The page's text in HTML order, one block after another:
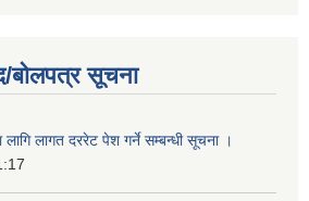
बोलपत्र सूचना
लागत दररेट पेश गर्ने सम्बन्धी सूचना ।